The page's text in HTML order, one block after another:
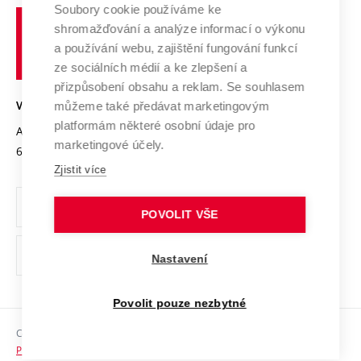
Výzkumné infrastruktury
Transfer znalostí
Open Science
Projekty
Projekty ze strukturálních fondů
Specifický výzkum
Spolupráce se školami
Služby univerzity
Mezinárodní dohody
Univerzitní sítě
Udržitelná univerzita
Podnikavá univerzita / ContriBUTe
Bezpečná univerzita
Vyznamenání
Organizační struktura
Ochrana osobních údajů
odkaz)
Sociální bezpečí
učení
technické
VYSOKÉ UČENÍ TECHNICKÉ V BRNĚ
Antonínská 548/1
602 00 Brno
www.vut.cz
vut@vutbr.cz
Copyright © 2026 VUT
Prohlášení o přístupnosti
Soubory cookie používáme ke
shromažďování a analýze informací o výkonu
a používání webu, zajištění fungování funkcí
ze sociálních médií a ke zlepšení a
přizpůsobení obsahu a reklam. Se souhlasem
můžeme také předávat marketingovým
platformám některé osobní údaje pro
marketingové účely.
Zjistit více
POVOLIT VŠE
Nastavení
Povolit pouze nezbytné